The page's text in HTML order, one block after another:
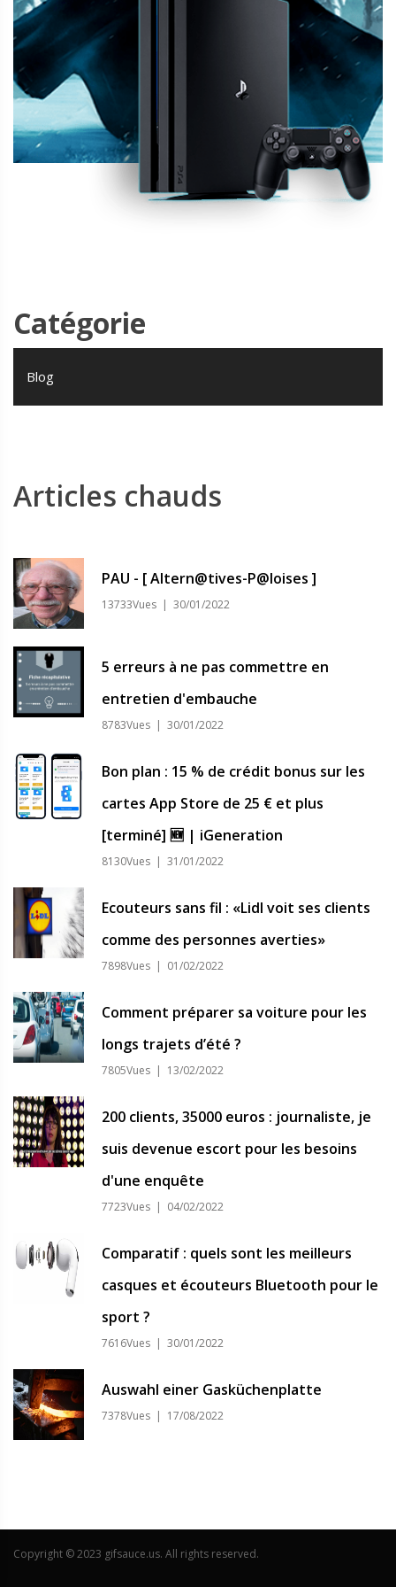
Catégorie
Blog
Articles chauds
PAU - [ Altern@tives-P@loises ]
13733Vues | 30/01/2022
5 erreurs à ne pas commettre en
entretien d'embauche
8783Vues | 30/01/2022
Bon plan : 15 % de crédit bonus sur les
cartes App Store de 25 € et plus
[terminé] 🆕 | iGeneration
8130Vues | 31/01/2022
Ecouteurs sans fil : «Lidl voit ses clients
comme des personnes averties»
7898Vues | 01/02/2022
Comment préparer sa voiture pour les
longs trajets d’été ?
7805Vues | 13/02/2022
200 clients, 35000 euros : journaliste, je
suis devenue escort pour les besoins
d'une enquête
7723Vues | 04/02/2022
Comparatif : quels sont les meilleurs
casques et écouteurs Bluetooth pour le
sport ?
7616Vues | 30/01/2022
Auswahl einer Gasküchenplatte
7378Vues | 17/08/2022
Copyright © 2023 gifsauce.us. All rights reserved.